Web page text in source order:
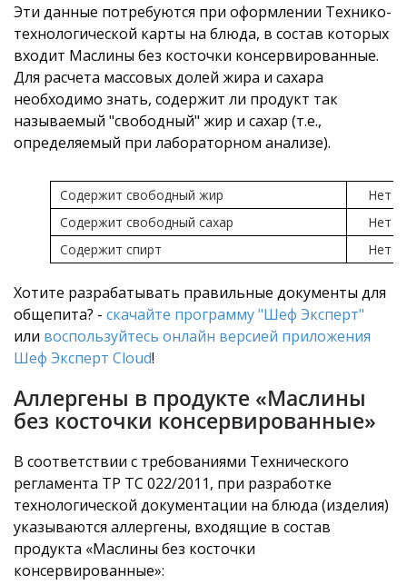
Эти данные потребуются при оформлении Технико-
технологической карты на блюда, в состав которых
входит Маслины без косточки консервированные.
Для расчета массовых долей жира и сахара
необходимо знать, содержит ли продукт так
называемый "свободный" жир и сахар (т.е.,
определяемый при лабораторном анализе).
Содержит свободный жир
Нет
Содержит свободный сахар
Нет
Содержит спирт
Нет
Хотите разрабатывать правильные документы для
общепита? - скачайте программу "Шеф Эксперт"
или воспользуйтесь онлайн версией приложения
Шеф Эксперт Cloud!
Аллергены в продукте «Маслины
без косточки консервированные»
В соответствии с требованиями Технического
регламента ТР ТС 022/2011, при разработке
технологической документации на блюда (изделия)
указываются аллергены, входящие в состав
продукта «Маслины без косточки
консервированные»: